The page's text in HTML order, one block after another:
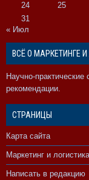
24
25
31
« Июл
ВСЁ О МАРКЕТИНГЕ
Научно-
рекомендации.
СТРАНИЦЫ
Карта сайта
Маркетинг и логистика
Написать в редакцию